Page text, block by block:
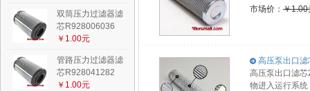
双筒压力过滤器滤
芯R928006036
￥1.00元
管路压力过滤器滤
芯R928041282
￥1.00元
市场价： ￥1.00
高压泵出口
高压泵出口滤
物进入运行系